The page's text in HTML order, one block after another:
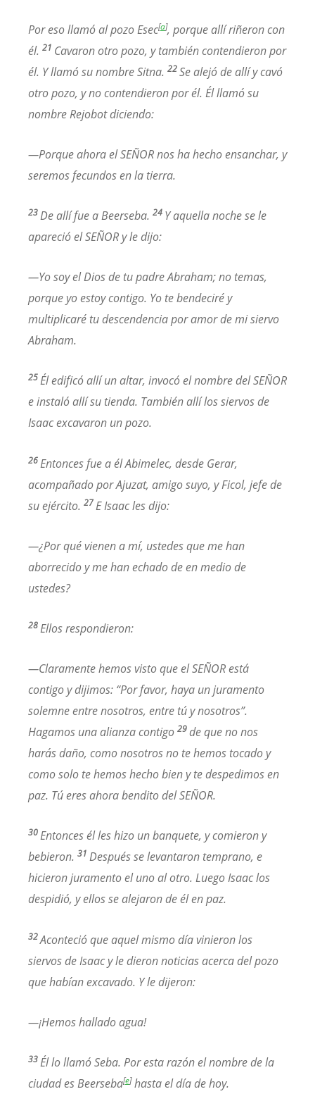
Por eso llamó al pozo Esec[a], porque allí riñeron con
él. 21 Cavaron otro pozo, y también contendieron por
él. Y llamó su nombre Sitna. 22Se alejó de allí y cavó
otro pozo, y no contendieron por él. Él llamó su
nombre Rejobot diciendo:
—Porque ahora el SEÑOR nos ha hecho ensanchar, y
seremos fecundos en la tierra.
23De allí fue a Beerseba. 24 Y aquella noche se le
apareció el SEÑOR y le dijo:
—Yo soy el Dios de tu padre Abraham; no temas,
porque yo estoy contigo. Yo te bendeciré y
multiplicaré tu descendencia por amor de mi siervo
Abraham.
25Él edificó allí un altar, invocó el nombre del SEÑOR
e instaló allí su tienda. También allí los siervos de
Isaac excavaron un pozo.
26Entonces fue a él Abimelec, desde Gerar,
acompañado por Ajuzat, amigo suyo, y Ficol, jefe de
su ejército. 27E Isaac les dijo:
—¿Por qué vienen a mí, ustedes que me han
aborrecido y me han echado de en medio de
ustedes?
28Ellos respondieron:
—Claramente hemos visto que el SEÑOR está
contigo y dijimos: “Por favor, haya un juramento
solemne entre nosotros, entre tú y nosotros”.
Hagamos una alianza contigo 29de que no nos
harás daño, como nosotros no te hemos tocado y
como solo te hemos hecho bien y te despedimos en
paz. Tú eres ahora bendito del SEÑOR.
30Entonces él les hizo un banquete, y comieron y
bebieron. 31 Después se levantaron temprano, e
hicieron juramento el uno al otro. Luego Isaac los
despidió, y ellos se alejaron de él en paz.
32Aconteció que aquel mismo día vinieron los
siervos de Isaac y le dieron noticias acerca del pozo
que habían excavado. Y le dijeron:
—¡Hemos hallado agua!
33Él lo llamó Seba. Por esta razón el nombre de la
ciudad es Beerseba[e]hasta el día de hoy.